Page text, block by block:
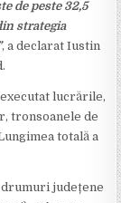
de peste 32,5
strategia
, a declarat Iustin
lucrările,
tronsoanele de
totală a
județene